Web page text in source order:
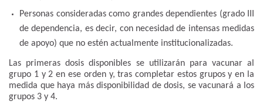
Personas consideradas como grandes dependientes (grado III
de dependencia, es decir, con necesidad de intensas medidas
de apoyo) que no estén actualmente institucionalizadas.
Las primeras dosis disponibles se utilizarán para vacunar al
grupo 1 y 2 en ese orden y, tras completar estos grupos y en la
medida que haya más disponibilidad de dosis, se vacunará a los
grupos 3 y 4.